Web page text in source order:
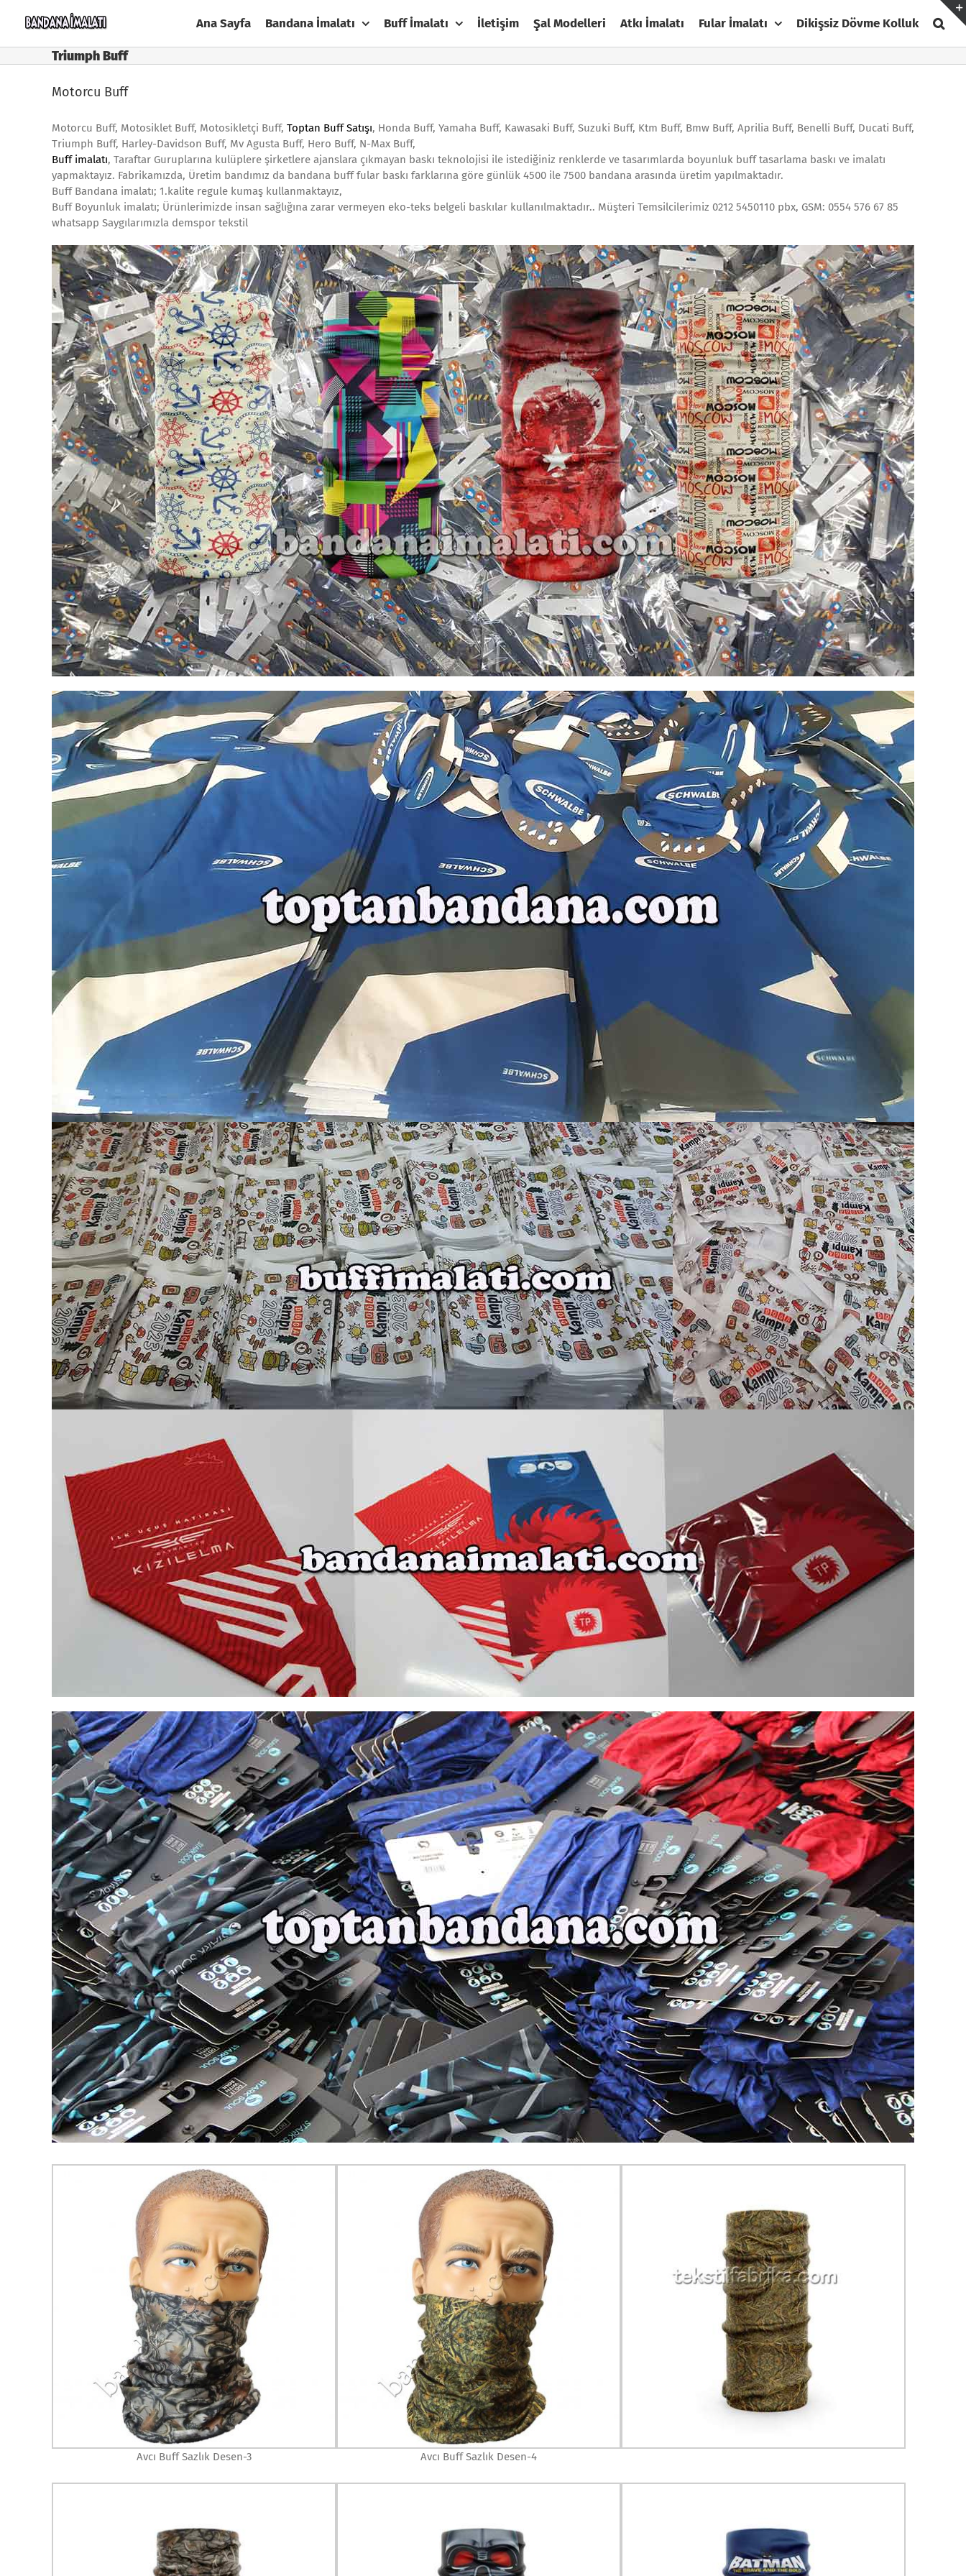
Ana Sayfa Bandana İmalatı Buff İmalatı İletişim Şal Modelleri Atkı İmalatı Fular İmalatı Dikişsiz Dövme Kolluk
Triumph Buff
Motorcu Buff
Motorcu Buff, Motosiklet Buff, Motosikletçi Buff, Toptan Buff Satışı, Honda Buff, Yamaha Buff, Kawasaki Buff, Suzuki Buff, Ktm Buff, Bmw Buff, Aprilia Buff, Benelli Buff, Ducati Buff,
Triumph Buff, Harley-Davidson Buff, Mv Agusta Buff, Hero Buff, N-Max Buff,
Buff imalatı, Taraftar Guruplarına kulüplere şirketlere ajanslara çıkmayan baskı teknolojisi ile istediğiniz renklerde ve tasarımlarda boyunluk buff tasarlama baskı ve imalatı
yapmaktayız. Fabrikamızda, Üretim bandımız da bandana buff fular baskı farklarına göre günlük 4500 ile 7500 bandana arasında üretim yapılmaktadır.
Buff Bandana imalatı; 1.kalite regule kumaş kullanmaktayız,
Buff Boyunluk imalatı; Ürünlerimizde insan sağlığına zarar vermeyen eko-teks belgeli baskılar kullanılmaktadır.. Müşteri Temsilcilerimiz 0212 5450110 pbx, GSM: 0554 576 67 85
whatsapp Saygılarımızla demspor tekstil
Avcı Buff Sazlık Desen-3 Avcı Buff Sazlık Desen-4